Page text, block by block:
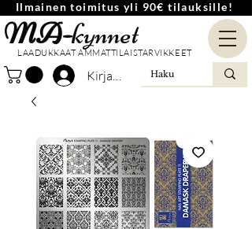
Ilmainen toimitus yli 90€ tilauksille!
MA-kynnet
LAADUKKAAT AMMATTILAISTARVIKKEET
Kirjaudu